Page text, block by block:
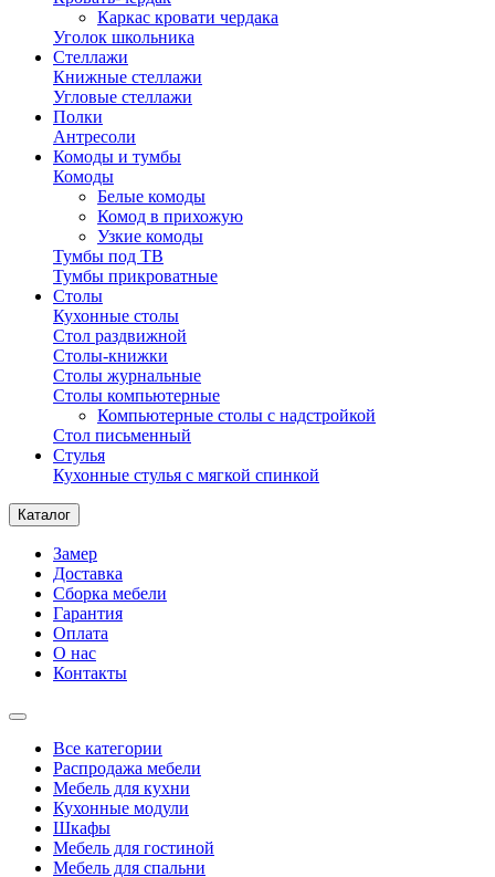
Каркас кровати чердака
Уголок школьника
Стеллажи
Книжные стеллажи
Угловые стеллажи
Полки
Антресоли
Комоды и тумбы
Комоды
Белые комоды
Комод в прихожую
Узкие комоды
Тумбы под ТВ
Тумбы прикроватные
Столы
Кухонные столы
Стол раздвижной
Столы-книжки
Столы журнальные
Столы компьютерные
Компьютерные столы с надстройкой
Стол письменный
Стулья
Кухонные стулья с мягкой спинкой
Каталог
Замер
Доставка
Сборка мебели
Гарантия
Оплата
О нас
Контакты
Все категории
Распродажа мебели
Мебель для кухни
Кухонные модули
Шкафы
Мебель для гостиной
Мебель для спальни